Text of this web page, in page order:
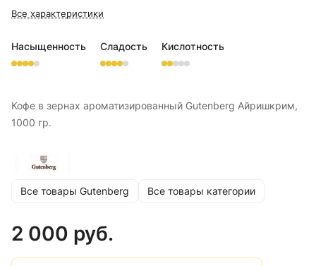
Все характеристики
Насыщенность Сладость Кислотность
Кофе в зернах ароматизированный Gutenberg Айришкрим,
1000 гр.
Все товары Gutenberg Все товары категории
2 000 руб.